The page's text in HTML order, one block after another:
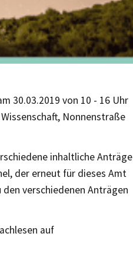
30.03.2019 von 10 - 16 Uhr
Nonnenstraße
inhaltliche Anträge
der erneut für dieses Amt
verschiedenen Anträgen
auf